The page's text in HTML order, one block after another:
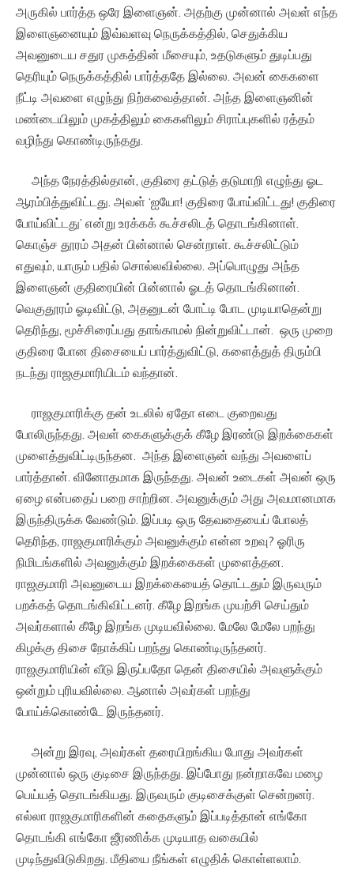
அருகில் பார்த்த ஒரே இளைஞன். அதற்கு முன்னால் அவள் எந்த
இளைஞனையும் இவ்வளவு நெருக்கத்தில், செதுக்கிய
அவனுடைய சதுர முகத்தின் மீசையும், உதடுகளும் துடிப்பது
தெரியும் நெருக்கத்தில் பார்த்ததே இல்லை. அவன் கைகளை
நீட்டி அவளை எழுந்து நிற்கவைத்தான். அந்த இளைஞனின்
மண்டையிலும் முகத்திலும் கைகளிலும் சிராப்புகளில் ரத்தம்
வழிந்து கொண்டிருந்தது.
அந்த நேரத்தில்தான், குதிரை தட்டுத் தடுமாறி எழுந்து ஓட
ஆரம்பித்துவிட்டது. அவள் ‘ஐயோ! குதிரை போய்விட்டது! குதிரை
போய்விட்டது’ என்று உரக்கக் கூச்சலிடத் தொடங்கினாள்.
கொஞ்ச தூரம் அதன் பின்னால் சென்றாள். கூச்சலிட்டும்
எதுவும், யாரும் பதில் சொல்லவில்லை. அப்பொழுது அந்த
இளைஞன் குதிரையின் பின்னால் ஓடத் தொடங்கினான்.
வெகுதூரம் ஓடிவிட்டு, அதனுடன் போட்டி போட முடியாதென்று
தெரிந்து, மூச்சிரைப்பது தாங்காமல் நின்றுவிட்டான். ஒரு முறை
குதிரை போன திசையைப் பார்த்துவிட்டு, களைத்துத் திரும்பி
நடந்து ராஜகுமாரியிடம் வந்தான்.
ராஜகுமாரிக்கு தன் உடலில் ஏதோ எடை குறைவது
போலிருந்தது. அவள் கைகளுக்குக் கீழே இரண்டு இறக்கைகள்
முளைத்துவிட்டிருந்தன. அந்த இளைஞன் வந்து அவளைப்
பார்த்தான். வினோதமாக இருந்தது. அவன் உடைகள் அவன் ஒரு
ஏழை என்பதைப் பறை சாற்றின. அவனுக்கும் அது அவமானமாக
இருந்திருக்க வேண்டும். இப்படி ஒரு தேவதையைப் போலத்
தெரிந்த, ராஜகுமாரிக்கும் அவனுக்கும் என்ன உறவு? ஓரிரு
நிமிடங்களில் அவனுக்கும் இறக்கைகள் முளைத்தன.
ராஜகுமாரி அவனுடைய இறக்கையைத் தொட்டதும் இருவரும்
பறக்கத் தொடங்கிவிட்டனர். கீழே இறங்க முயற்சி செய்தும்
அவர்களால் கீழே இறங்க முடியவில்லை. மேலே மேலே பறந்து
கிழக்கு திசை நோக்கிப் பறந்து கொண்டிருந்தனர்.
ராஜகுமாரியின் வீடு இருப்பதோ தென் திசையில் அவளுக்கும்
ஒன்றும் புரியவில்லை. ஆனால் அவர்கள் பறந்து
போய்க்கொண்டே இருந்தனர்.
அன்று இரவு, அவர்கள் தரையிறங்கிய போது அவர்கள்
முன்னால் ஒரு குடிசை இருந்தது. இப்போது நன்றாகவே மழை
பெய்யத் தொடங்கியது. இருவரும் குடிசைக்குள் சென்றனர்.
எல்லா ராஜகுமாரிகளின் கதைகளும் இப்படித்தான் எங்கோ
தொடங்கி எங்கோ ஜீரணிக்க முடியாத வகையில்
முடிந்துவிடுகிறது. மீதியை நீங்கள் எழுதிக் கொள்ளலாம்.